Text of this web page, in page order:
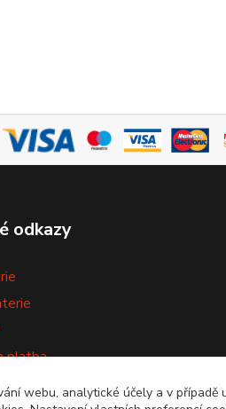
odkazy
platba
webu, analytické účely a v případě